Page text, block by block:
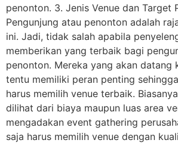
penonton. 3. Jenis Venue dan Target
Pengunjung atau penonton adalah
ini. Jadi, tidak salah apabila
memberikan yang terbaik bagi
penonton. Mereka yang akan datang
tentu memiliki peran penting
harus memilih venue terbaik.
dilihat dari biaya maupun luas area
mengadakan event gathering
saja harus memilih venue dengan